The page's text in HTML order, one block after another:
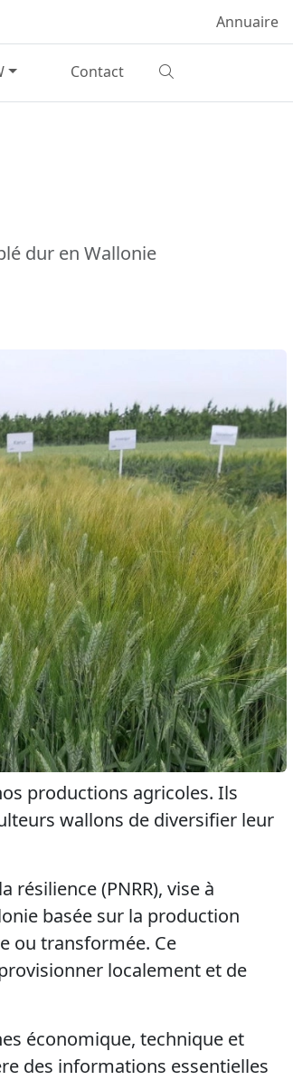
Annuaire
Contact
dur en Wallonie
productions agricoles. Ils
wallons de diversifier leur
(PNRR), vise à
basée sur la production
ou transformée. Ce
localement et de
économique, technique et
des informations essentielles